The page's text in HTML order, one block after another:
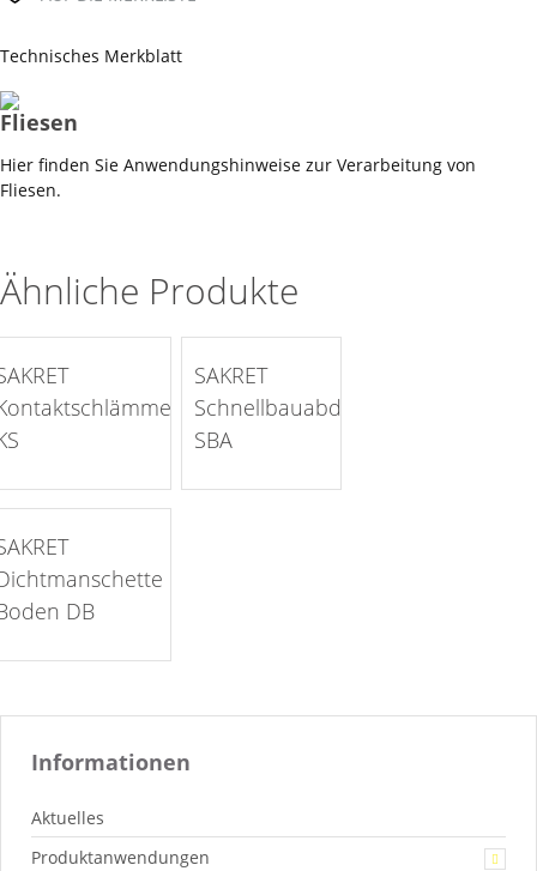
Technisches Merkblatt
Fliesen
Hier finden Sie Anwendungshinweise zur Verarbeitung von
Fliesen.
Ähnliche Produkte
auf die Merkliste >
SAKRET
Schnellbauabdichtung
SBA
DB
Informationen
Aktuelles
Produktanwendungen